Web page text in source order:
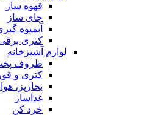
قهوه ساز
چای ساز
آبمیوه
کتری
لوازم آشپزخانه
ظروف
کتری و
بخارپز،
غذاساز
خرد کن